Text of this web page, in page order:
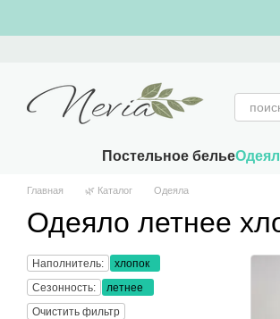
Постельное белье
Главная 🌿 Каталог Одеяла
Одеяло летнее
Наполнитель:
хлопок
Сезонность:
летнее
Очистить фильтр